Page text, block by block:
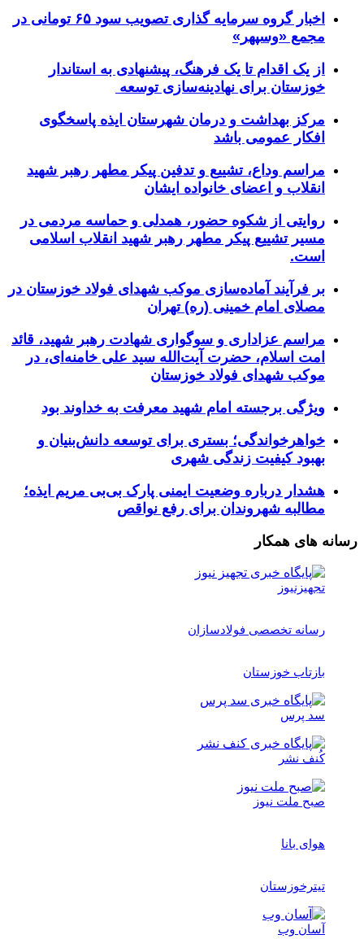
اخبار گروه سرمایه گذاری تصویب سود ۶۵ تومانی در
مجمع «وسپهر»
از یک اقدام تا یک فرهنگ، پیشنهادی به استاندار
خوزستان برای نهادینه‌سازی توسعه
مرکز بهداشت و درمان شهرستان ایذه پاسخگوی
افکار عمومی باشد
مراسم وداع، تشییع و تدفین پیکر مطهر رهبر شهید
انقلاب و اعضای خانواده ایشان
روایتی از شکوه حضور، همدلی و حماسه مردمی در
مسیر تشییع پیکر مطهر رهبر شهید انقلاب اسلامی
است.
بر فرآیند آماده‌سازی موکب شهدای فولاد خوزستان در
مصلای امام خمینی (ره) تهران
مراسم عزاداری و سوگواری شهادت رهبر شهید، قائد
امت اسلام، حضرت آیت‌الله سید علی خامنه‌ای، در
موکب شهدای فولاد خوزستان
ویژگی برجسته امام شهید معرفت به خداوند بود
خواهرخواندگی؛ بستری برای توسعه دانش‌بنیان و
بهبود کیفیت زندگی شهری
هشدار درباره وضعیت ایمنی پارک بی‌بی مریم ایذه؛
مطالبه شهروندان برای رفع نواقص
رسانه های همکار
تجهیزنیوز
رسانه تخصصی فولادسازان
بازتاب خوزستان
سد پرس
کُنف نشر
صبح ملت نیوز
هوای بانا
تیترخوزستان
آسان وب